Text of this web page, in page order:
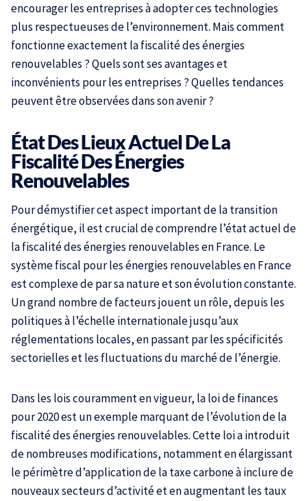
encourager les entreprises à adopter ces technologies
plus respectueuses de l’environnement. Mais comment
fonctionne exactement la fiscalité des énergies
renouvelables ? Quels sont ses avantages et
inconvénients pour les entreprises ? Quelles tendances
peuvent être observées dans son avenir ?
État Des Lieux Actuel De La
Fiscalité Des Énergies
Renouvelables
Pour démystifier cet aspect important de la transition
énergétique, il est crucial de comprendre l’état actuel de
la fiscalité des énergies renouvelables en France. Le
système fiscal pour les énergies renouvelables en France
est complexe de par sa nature et son évolution constante.
Un grand nombre de facteurs jouent un rôle, depuis les
politiques à l’échelle internationale jusqu’aux
réglementations locales, en passant par les spécificités
sectorielles et les fluctuations du marché de l’énergie.
Dans les lois couramment en vigueur, la loi de finances
pour 2020 est un exemple marquant de l’évolution de la
fiscalité des énergies renouvelables. Cette loi a introduit
de nombreuses modifications, notamment en élargissant
le périmètre d’application de la taxe carbone à inclure de
nouveaux secteurs d’activité et en augmentant les taux